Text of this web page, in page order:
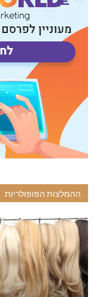
ההמלצות הפופולריות